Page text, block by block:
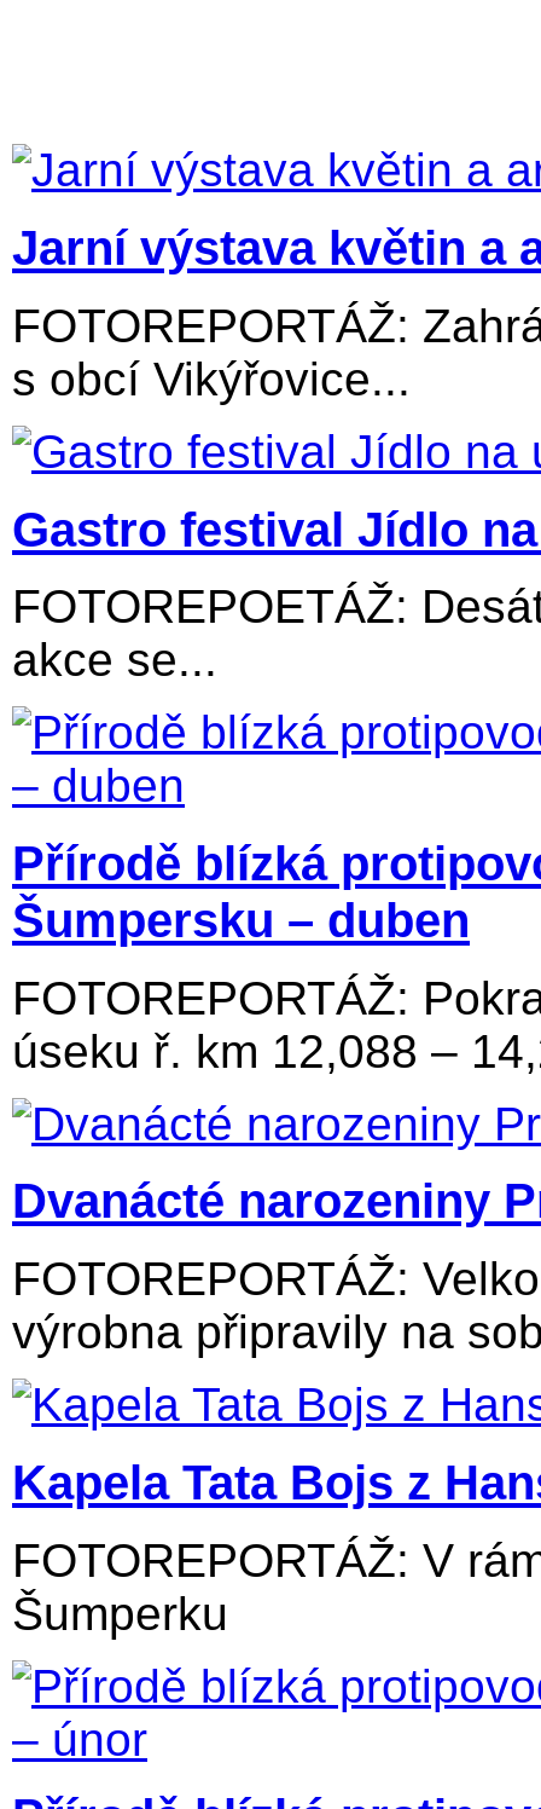
Jarní výstava květin a
FOTOREPORTÁŽ:
s obcí Vikýřovice...
Gastro festival Jídlo
FOTOREPOETÁŽ:
akce se...
Přírodě blízká
Šumpersku – duben
FOTOREPORTÁŽ:
úseku ř. km 12,088 –
Dvanácté narozeniny
FOTOREPORTÁŽ:
výrobna připravily na
Kapela Tata Bojs z
FOTOREPORTÁŽ: V
Šumperku